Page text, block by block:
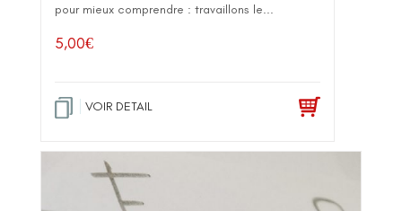
pour mieux comprendre : travaillons le...
5,00€
VOIR DETAIL